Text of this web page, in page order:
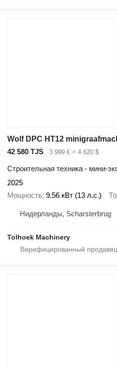
Wolf DPC HT12
42 580 TJS
3 999 € ≈ 4 620 $
Строительная техника - мини-
2025
Мощность 9.56 кВт (13 л.с.)
Нидерланды, Scharsterbrug
Tolhoek Machinery